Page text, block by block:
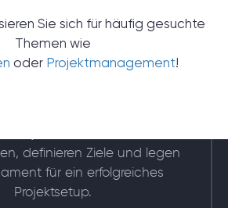
Sie sich für häufig gesuchte
Themen wie
oder Projektmanagement!
sicher, was Sie
definieren Ziele und legen
für ein erfolgreiches
Projektsetup.